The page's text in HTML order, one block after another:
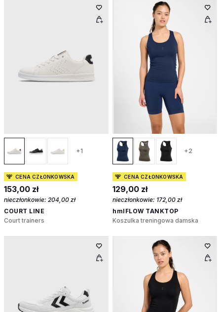
+1
CENA CZŁONKOWSKA
153,00 zł
nieczłonkowie: 204,00 zł
COURT LINE
Court trainers
+2
CENA CZŁONKOWSKA
129,00 zł
nieczłonkowie: 172,00 zł
hmlFLOW TANKTOP
Koszulka treningowa damska